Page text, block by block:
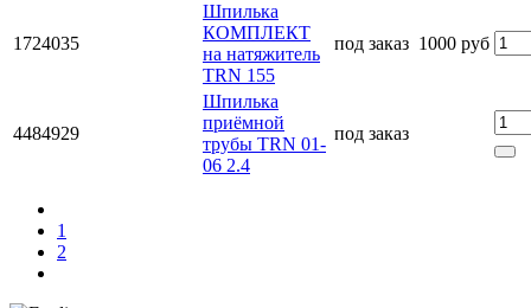
1724035
Шпилька
КОМПЛЕКТ
на натяжитель
TRN 155
под заказ 1000 руб
4484929
Шпилька
приёмной
трубы TRN 01-
06 2.4
под заказ
1
2